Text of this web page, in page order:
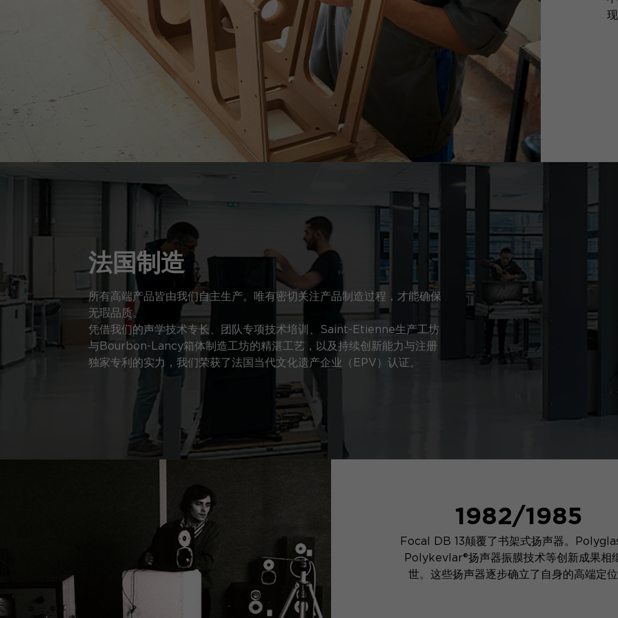
法国制造
所有高端产品皆由我们自主生产。唯有密切关注产品制造过程，才能确保
无瑕品质。
凭借我们的声学技术专长、团队专项技术培训、Saint-Etienne生产工坊
与Bourbon-Lancy箱体制造工坊的精湛工艺，以及持续创新能力与注册
独家专利的实力，我们荣获了法国当代文化遗产企业（EPV）认证。
1982/1985
Focal DB 13颠覆了书架式扬声器。
Polykevlar®扬声器振膜技术等创新成果相
世。这些扬声器逐步确立了自身的高端定